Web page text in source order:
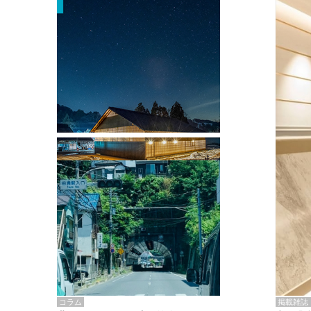
掲載雑誌
掲載雑誌・書籍
『街歩き研修「アールデコとモダニズ
ム、和風バロック」』のレポート記事が
掲載
コラム